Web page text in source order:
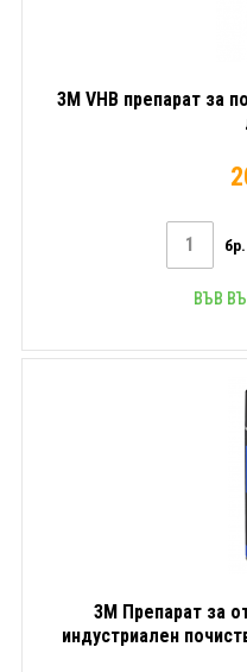
3M VHB препарат за
бр.
ВЪВ
3M Препарат за
индустриален